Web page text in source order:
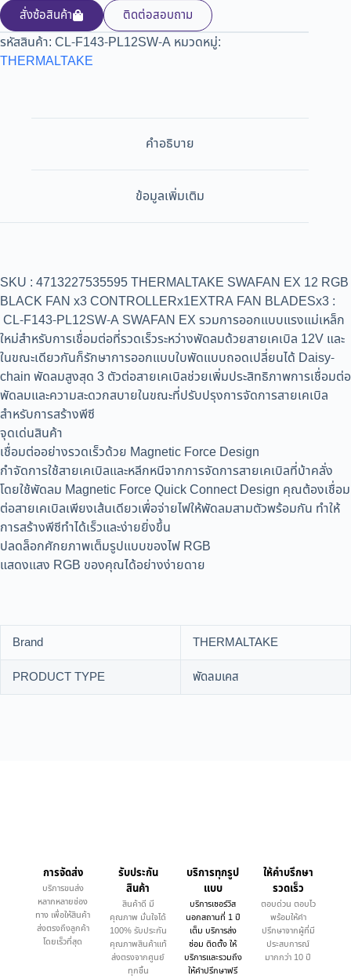
สั่งซ้อสินค้า
ติดต่อสอบถาม
รหัสสินค้า: CL-F143-PL12SW-A หมวดหมู่:
THERMALTAKE
คำอธิบาย
ข้อมูลเพิ่มเติม
SKU : 4713227535595 THERMALTAKE SWAFAN EX 12 RGB
BLACK FAN x3 CONTROLLERx1EXTRA FAN BLADESx3 :
CL-F143-PL12SW-A SWAFAN EX รวมการออกแบบแรงแม่เหล็ก
ใหม่สำหรับการเชื่อมต่อที่รวดเร็วระหว่างพัดลมด้วยสายเคเบิล 12V และ
ในขณะเดียวกันก็รักษาการออกแบบใบพัดแบบถอดเปลี่ยนได้ Daisy-
chain พัดลมสูงสุด 3 ตัวต่อสายเคเบิลช่วยเพิ่มประสิทธิภาพการเชื่อมต่อ
พัดลมและความสะดวกสบายในขณะที่ปรับปรุงการจัดการสายเคเบิล
สำหรับการสร้างพีซี
จุดเด่นสินค้า
เชื่อมต่ออย่างรวดเร็วด้วย Magnetic Force Design
กำจัดการใช้สายเคเบิลและหลีกหนีจากการจัดการสายเคเบิลที่บ้าคลั่ง
โดยใช้พัดลม Magnetic Force Quick Connect Design คุณต้องเชื่อม
ต่อสายเคเบิลเพียงเส้นเดียวเพื่อจ่ายไฟให้พัดลมสามตัวพร้อมกัน ทำให้
การสร้างพีซีทำได้เร็วและง่ายยิ่งขึ้น
ปลดล็อกศักยภาพเต็มรูปแบบของไฟ RGB
แสดงแสง RGB ของคุณได้อย่างง่ายดาย
Brand
THERMALTAKE
PRODUCT TYPE
พัดลมเคส
การจัดส่ง
บริการขนส่ง
หลากหลายช่อง
ทาง เพื่อให้สินค้า
ส่งตรงถึงลูกค้า
โดยเร็วที่สุด
รับประกัน
สินค้า
สินค้าดี มี
คุณภาพ มั่นใจได้
100% รับประกัน
คุณภาพสินค้าแท้
ส่งตรงจากศูนย์
ทุกชิ้น
บริการทุกรูป
แบบ
บริการเซอร์วิส
นอกสถานที่ 1 ปี
เต็ม บริการส่ง
ซ่อม ติดตั้ง ให้
บริการและรวมถึง
ให้คำปรึกษาฟรี
ให้คำบรึกษา
รวดเร็ว
ตอบด่วน ตอบไว
พร้อมให้คำ
ปรึกษาจากผู้ที่มี
ประสบการณ์
มากกว่า 10 ปี